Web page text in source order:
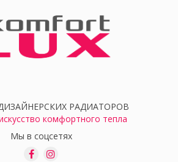
РАДИАТОРОВ
комфортного тепла
Мы в соцсетях